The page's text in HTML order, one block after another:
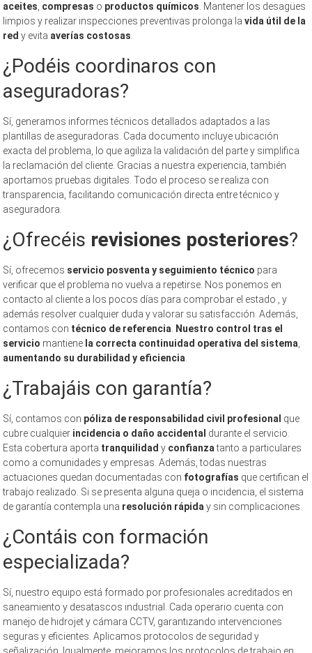
aceites compresas o productos químicos . Mantener los desagües
limpios y realizar inspecciones preventivas prolonga lavida útil de la
red y evita averías costosas
¿Podéis coordinaros con
aseguradoras?
Sí, generamos informes técnicos detallados adaptados a las
plantillas de aseguradoras. Cada documento incluye ubicación
exacta del problema, lo que agiliza la validación del parte y simplifica
la reclamación del cliente. Gracias a nuestra experiencia, también
aportamos pruebas digitales. Todo el proceso se realiza con
transparencia, facilitando comunicación directa entre técnico y
aseguradora.
¿Ofrecéis revisiones posteriores?
Sí, ofrecemos servicio posventa y seguimiento técnico para
verificar que el problema no vuelva a repetirse. Nos ponemos en
contacto al cliente a los pocos días para comprobar el estado , y
además resolver cualquier duda y valorar su satisfacción. Además,
contamos con técnico de referencia
Nuestro control tras el
servicio mantiene la correcta continuidad operativa del sistema
aumentando su durabilidad y eficiencia
¿Trabajáis con garantía?
Sí, contamos con póliza de responsabilidad civil profesional que
cubre cualquier incidencia o daño accidental durante el servicio.
Esta cobertura aporta tranquilidad y confianzatanto a particulares
como a comunidades y empresas. Además, todas nuestras
actuaciones quedan documentadas con fotografías que certifican el
trabajo realizado. Si se presenta alguna queja o incidencia, el sistema
de garantía contempla una resolución rápida y sin complicaciones.
¿Contáis con formación
especializada?
Sí, nuestro equipo está formado por profesionales acreditados en
saneamiento y desatascos industrial. Cada operario cuenta con
manejo de hidrojet y cámara CCTV, garantizando intervenciones
seguras y eficientes. Aplicamos protocolos de seguridad y